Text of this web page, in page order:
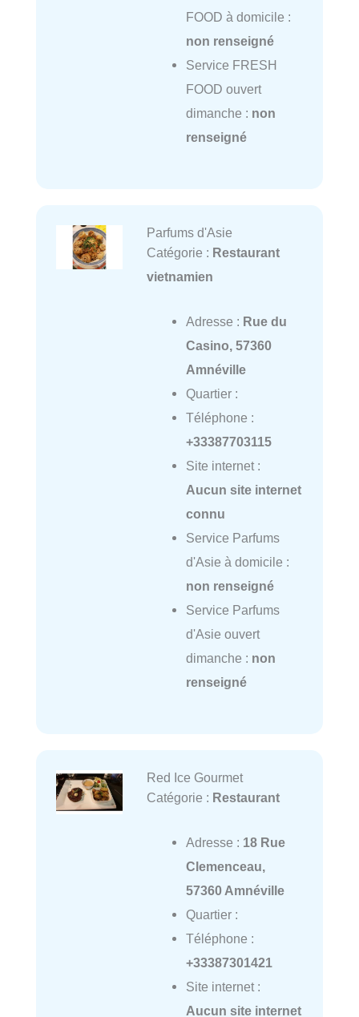
FOOD à domicile :
non renseigné
Service FRESH
FOOD ouvert
dimanche : non
renseigné
Parfums d'Asie
Catégorie : Restaurant
vietnamien
Adresse : Rue du
Casino, 57360
Amnéville
Quartier :
Téléphone :
+33387703115
Site internet :
Aucun site internet
connu
Service Parfums
d'Asie à domicile :
non renseigné
Service Parfums
d'Asie ouvert
dimanche : non
renseigné
Red Ice Gourmet
Catégorie : Restaurant
Adresse : 18 Rue
Clemenceau,
57360 Amnéville
Quartier :
Téléphone :
+33387301421
Site internet :
Aucun site internet